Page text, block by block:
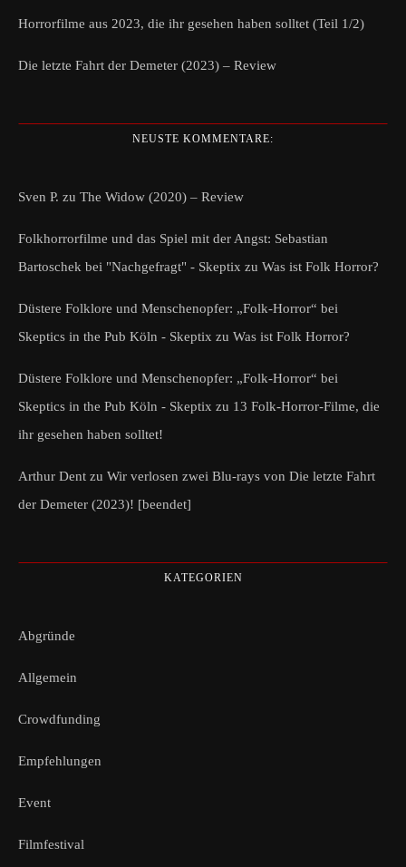
Horrorfilme aus 2023, die ihr gesehen haben solltet (Teil 1/2)
Die letzte Fahrt der Demeter (2023) – Review
NEUSTE KOMMENTARE:
Sven P. zu The Widow (2020) – Review
Folkhorrorfilme und das Spiel mit der Angst: Sebastian
Bartoschek bei "Nachgefragt" - Skeptix zu Was ist Folk Horror?
Düstere Folklore und Menschenopfer: „Folk-Horror“ bei
Skeptics in the Pub Köln - Skeptix zu Was ist Folk Horror?
Düstere Folklore und Menschenopfer: „Folk-Horror“ bei
Skeptics in the Pub Köln - Skeptix zu 13 Folk-Horror-Filme, die
ihr gesehen haben solltet!
Arthur Dent zu Wir verlosen zwei Blu-rays von Die letzte Fahrt
der Demeter (2023)! [beendet]
KATEGORIEN
Abgründe
Allgemein
Crowdfunding
Empfehlungen
Event
Filmfestival